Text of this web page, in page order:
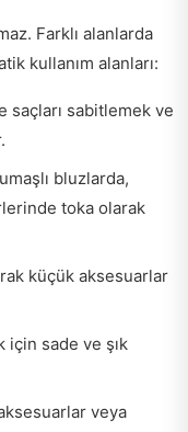
Farklı alanlarda
kullanım alanları:
saçları sabitlemek ve
bluzlarda,
toka olarak
küçük aksesuarlar
için sade ve şık
veya